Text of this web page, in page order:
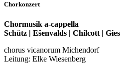
Chorkonzert
Chormusik a-cappella
Schütz | Ešenvalds | Chilcott | Gies
chorus vicanorum Michendorf
Leitung: Elke Wiesenberg